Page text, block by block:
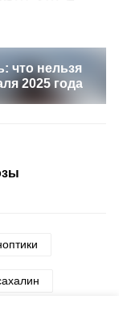
что нельзя
2025 года